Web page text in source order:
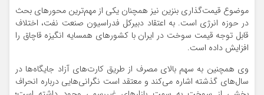
موضوع قیمت‌گذاری بنزین نیز همچنان یکی از مهم‌ترین محورهای بحث
در حوزه انرژی است. به اعتقاد دبیرکل فدراسیون صنعت نفت، اختلاف
قابل توجه قیمت سوخت در ایران با کشورهای همسایه انگیزه قاچاق را
افزایش داده است.
وی همچنین به سهم بالای مصرف از طریق کارت‌های آزاد جایگاه‌ها در
سال‌های گذشته اشاره می‌کند و معتقد است نگرانی‌هایی درباره انحراف